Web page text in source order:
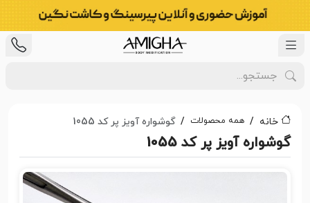
خانه همه محصولات گوشواره آویز پر کد 1055
گوشواره آویز پر کد 1055